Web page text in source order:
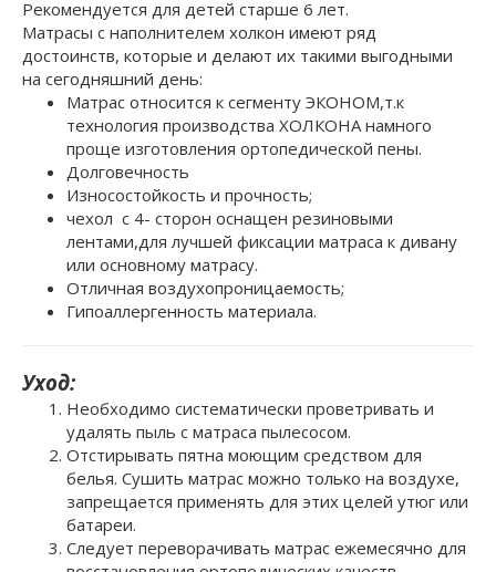
Рекомендуется для детей старше 6 лет.
Матрасы с наполнителем холкон имеют ряд
достоинств, которые и делают их такими выгодными
на сегодняшний день:
Матрас относится к сегменту ЭКОНОМ,т.к
технология производства ХОЛКОНА намного
проще изготовления ортопедической пены.
Долговечность
Износостойкость и прочность;
чехол с 4- сторон оснащен резиновыми
лентами,для лучшей фиксации матраса к дивану
или основному матрасу.
Отличная воздухопроницаемость;
Гипоаллергенность материала.
Уход:
Необходимо систематически проветривать и
удалять пыль с матраса пылесосом.
Отстирывать пятна моющим средством для
белья. Сушить матрас можно только на воздухе,
запрещается применять для этих целей утюг или
батареи.
Следует переворачивать матрас ежемесячно для